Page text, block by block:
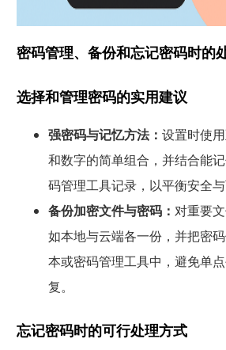
密码管理、备份和忘记密码时的
选择和管理密码的实用建议
强密码与记忆方法： 设置时使
和数字的简单组合，并结合能
码管理工具记录，以平衡安全与
备份加密文件与密码： 对重要
如本地与云端各一份，并把密
本或密码管理工具中，避免单
复。
忘记密码时的可行处理方式